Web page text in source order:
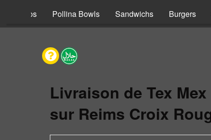
Tacos Pollina Bowls Sandwichs Burgers
Livraison de Tex Mex
sur Reims Croix